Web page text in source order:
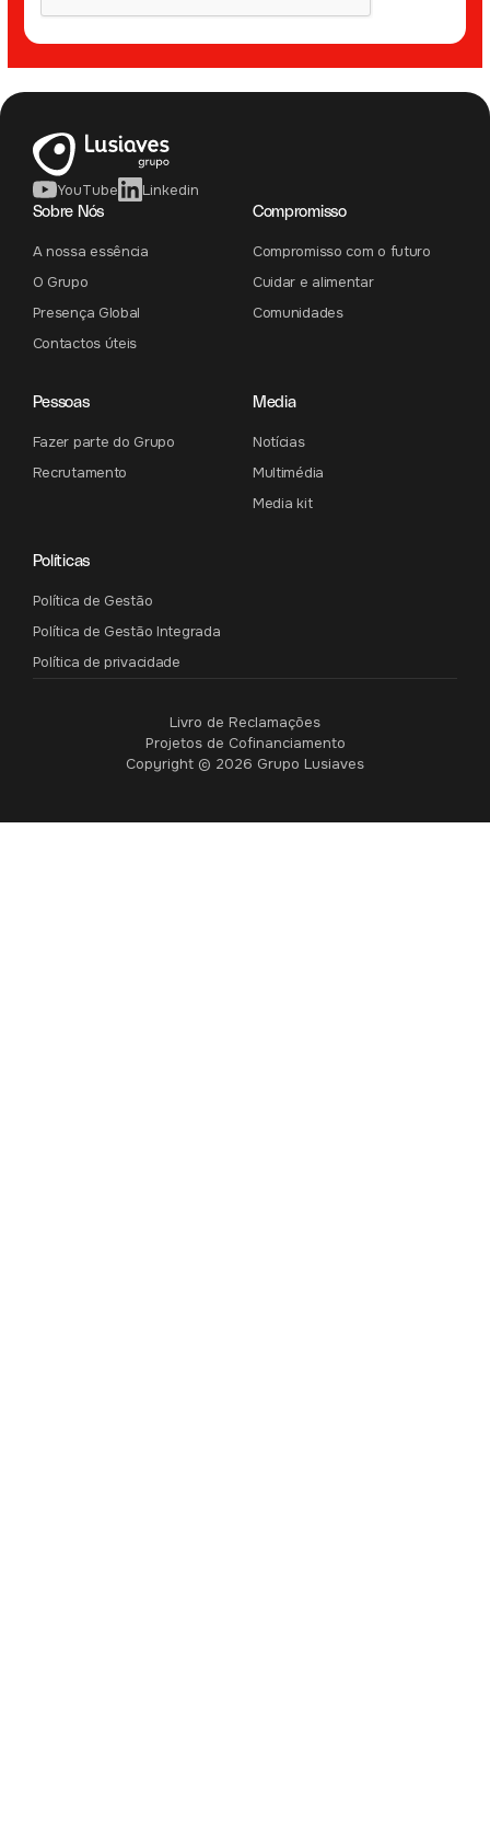
YouTube
Linkedin
Sobre Nós
A nossa essência
O Grupo
Presença Global
Contactos úteis
Compromisso
Compromisso com o futuro
Cuidar e alimentar
Comunidades
Pessoas
Fazer parte do Grupo
Recrutamento
Media
Notícias
Multimédia
Media kit
Políticas
Política de Gestão
Política de Gestão Integrada
Política de privacidade
Livro de Reclamações
Projetos de Cofinanciamento
Copyright © 2026 Grupo Lusiaves